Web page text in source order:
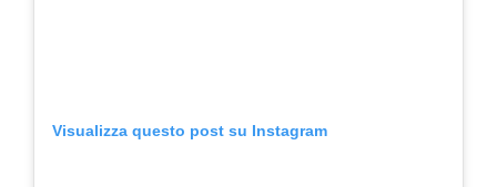
Visualizza questo post su Instagram